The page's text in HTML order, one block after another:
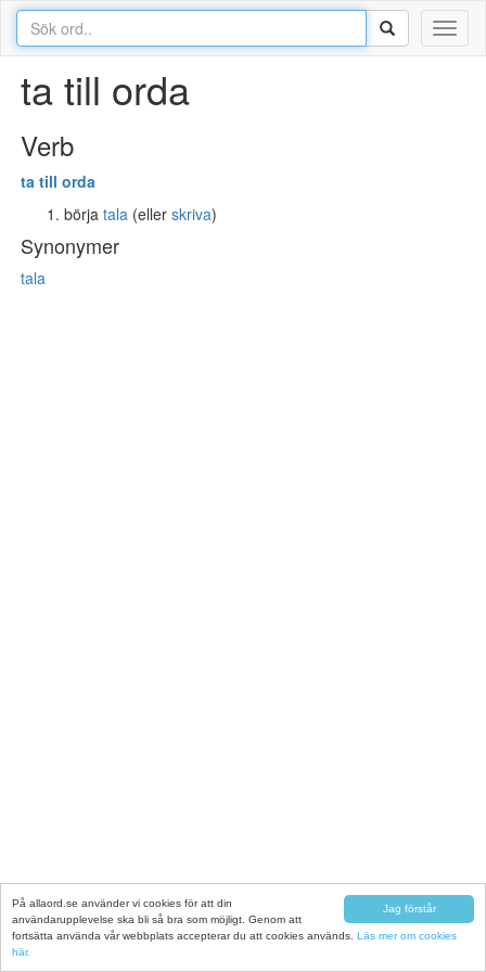
Jag förstår
På allaord.se använder vi cookies för att din
användarupplevelse ska bli så bra som möjligt. Genom att
fortsätta använda vår webbplats accepterar du att cookies används. Läs mer om cookies
här.
ta till orda
Verb
ta till orda
börja tala (eller skriva)
Synonymer
tala